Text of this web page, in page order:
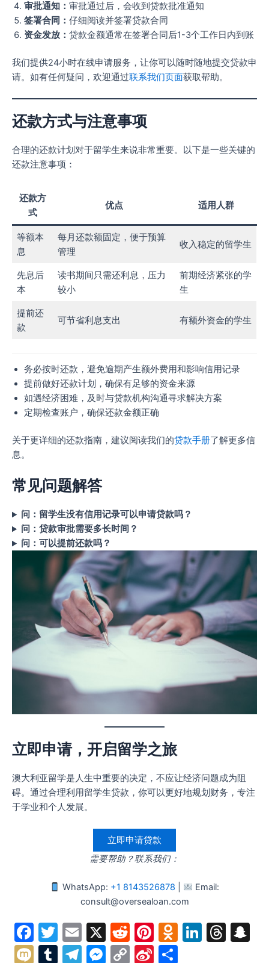
审批通知： 审批通过后，会收到贷款批准通知
签署合同： 仔细阅读并签署贷款合同
资金发放： 贷款金额通常在签署合同后1-3个工作日内到账
我们提供24小时在线申请服务，让你可以随时随地提交贷款申
请。如有任何疑问，欢迎通过联系我们页面获取帮助。
还款方式与注意事项
合理的还款计划对于留学生来说非常重要。以下是一些关键的
还款注意事项：
还款方
式
优点 适用人群
等额本
息
每月还款额固定，便于预算
管理
收入稳定的留学生
先息后
本
读书期间只需还利息，压力
较小
前期经济紧张的学
生
提前还
款
可节省利息支出 有额外资金的学生
务必按时还款，避免逾期产生额外费用和影响信用记录
提前做好还款计划，确保有足够的资金来源
如遇经济困难，及时与贷款机构沟通寻求解决方案
定期检查账户，确保还款金额正确
关于更详细的还款指南，建议阅读我们的贷款手册了解更多信
息。
常见问题解答
问：留学生没有信用记录可以申请贷款吗？
问：贷款审批需要多长时间？
问：可以提前还款吗？
立即申请，开启留学之旅
澳大利亚留学是人生中重要的决定，不应让经济问题成为阻
碍。通过合理利用留学生贷款，你可以更好地规划财务，专注
于学业和个人发展。
立即申请贷款
需要帮助？联系我们：
WhatsApp: +1 8143526878
Email:
consult@oversealoan.com
F
a
T
w
E
m
X
R
e
Pi
nt
O
Li T
M T
T
M C
Si